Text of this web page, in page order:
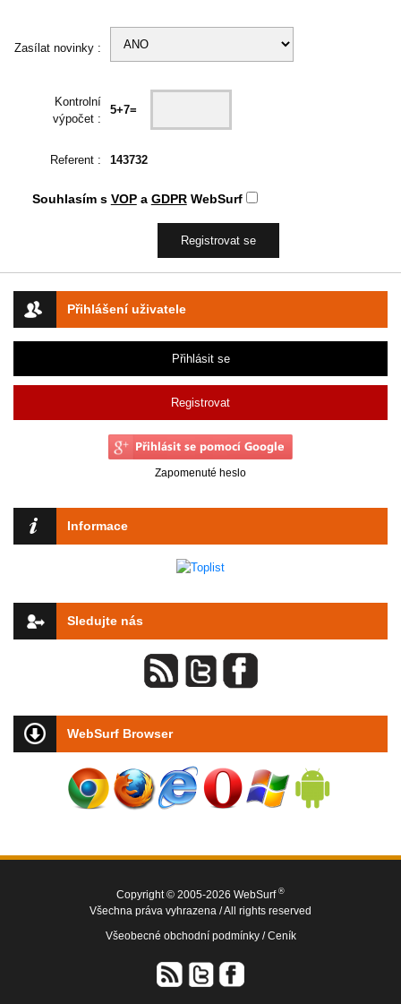
Přihlášení uživatele
Přihlásit se
Registrovat
Zapomenuté heslo
Informace
Sledujte nás
WebSurf Browser
Zasílat novinky :
Kontrolní
výpočet :
5+7=
Referent : 143732
Souhlasím s VOPa GDPRWebSurf
Copyright © 2005-2026 WebSurf ®
Všechna práva vyhrazena / All rights reserved
Všeobecné obchodní podmínky /Ceník